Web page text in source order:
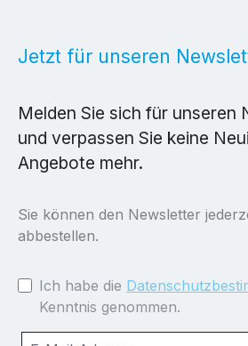
Jetzt für unseren
Melden Sie sich für unseren
und verpassen Sie keine
Angebote mehr.
Sie können den Newsletter
abbestellen.
Ich habe die
Kenntnis genommen.